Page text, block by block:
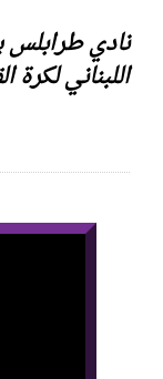
نادي طرابلس
اللبناني لكرة